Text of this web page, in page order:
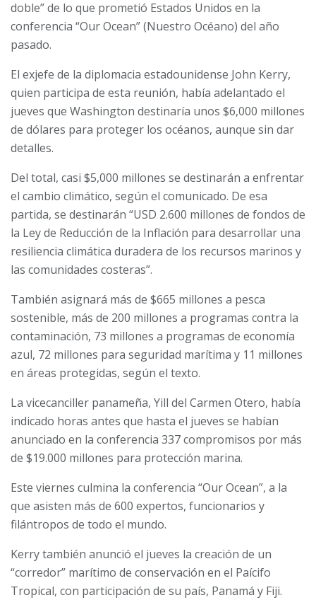
doble” de lo que prometió Estados Unidos en la
conferencia “Our Ocean” (Nuestro Océano) del año
pasado.
El exjefe de la diplomacia estadounidense John Kerry,
quien participa de esta reunión, había adelantado el
jueves que Washington destinaría unos $6,000 millones
de dólares para proteger los océanos, aunque sin dar
detalles.
Del total, casi $5,000 millones se destinarán a enfrentar
el cambio climático, según el comunicado. De esa
partida, se destinarán “USD 2.600 millones de fondos de
la Ley de Reducción de la Inflación para desarrollar una
resiliencia climática duradera de los recursos marinos y
las comunidades costeras”.
También asignará más de $665 millones a pesca
sostenible, más de 200 millones a programas contra la
contaminación, 73 millones a programas de economía
azul, 72 millones para seguridad marítima y 11 millones
en áreas protegidas, según el texto.
La vicecanciller panameña, Yill del Carmen Otero, había
indicado horas antes que hasta el jueves se habían
anunciado en la conferencia 337 compromisos por más
de $19.000 millones para protección marina.
Este viernes culmina la conferencia “Our Ocean”, a la
que asisten más de 600 expertos, funcionarios y
filántropos de todo el mundo.
Kerry también anunció el jueves la creación de un
“corredor” marítimo de conservación en el Paícifo
Tropical, con participación de su país, Panamá y Fiji.